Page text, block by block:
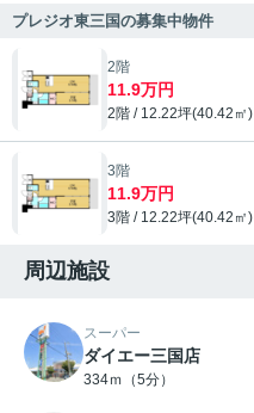
プレジオ東三国の募集中物件
2階
11.9万円
2階 / 12.22坪(40.42㎡)
3階
11.9万円
3階 / 12.22坪(40.42㎡)
周辺施設
スーパー
ダイエー三国店
334ｍ（5分）